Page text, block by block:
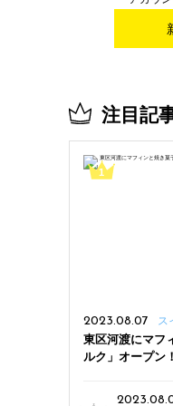
注目記
2023.08.07 ス
東区河渡にマフ
ルク」オープン